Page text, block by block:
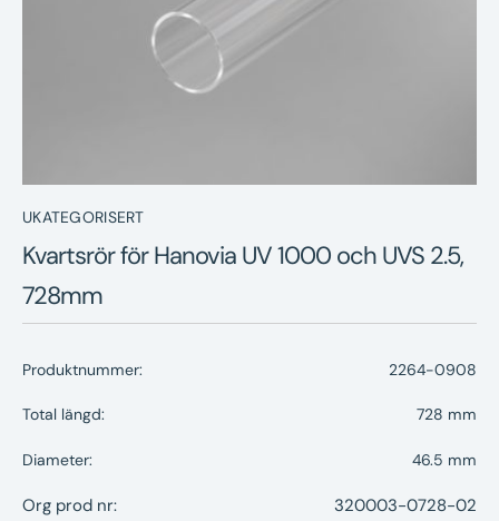
Kontakt
UKATEGORISERT
Kvartsrör för Hanovia UV 1000 och UVS 2.5,
728mm
Produktnummer: 2264-0908
Total längd: 728 mm
Diameter: 46.5 mm
Org prod nr: 320003-0728-02